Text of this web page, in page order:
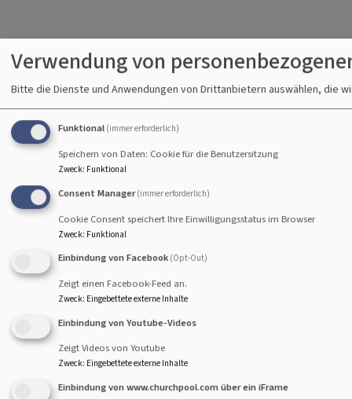
Verwendung von
Bitte die Dienste und Anwendungen von Drittanbietern auswählen, die
Funktional (immer erforderlich)
Speichern von Daten: Cookie für die Benutzersitzung
Zweck: Funktional
Consent Manager (immer erforderlich)
Cookie Consent speichert Ihre Einwilligungsstatus im Browser
Zweck: Funktional
Einbindung von Facebook (Opt-Out)
Zeigt einen Facebook-Feed an.
Zweck: Eingebettete externe Inhalte
Einbindung von Youtube-Videos
Zeigt Videos von Youtube
Zweck: Eingebettete externe Inhalte
Einbindung von www.churchpool.com über ein iFrame